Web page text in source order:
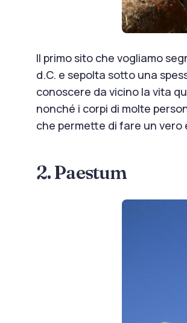
Il primo sito che vogliamo
d.C. e sepolta sotto una
conoscere da vicino la vita
nonché i corpi di molte
che permette di fare un vero
2. Paestum